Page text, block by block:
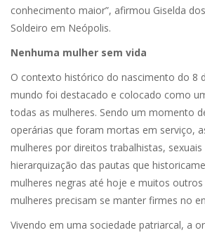
conhecimento maior”, afirmou Giselda
Soldeiro em Neópolis.
Nenhuma mulher sem vida
O contexto histórico do nascimento do 8
mundo foi destacado e colocado como
todas as mulheres. Sendo um momento
operárias que foram mortas em serviço,
mulheres por direitos trabalhistas,
hierarquização das pautas que
mulheres negras até hoje e muitos outros
mulheres precisam se manter firmes no
Vivendo em uma sociedade patriarcal, a